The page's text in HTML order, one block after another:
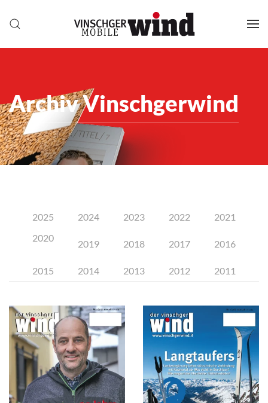
Archiv Vinschgerwind
2025 2024 2023 2022
2021
2020
2019 2018 2017 2016
2015 2014 2013 2012 2011